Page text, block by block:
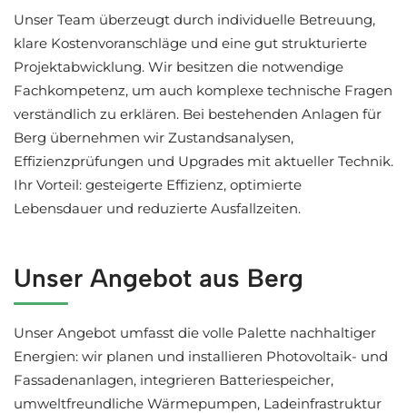
Unser Team überzeugt durch individuelle Betreuung,
klare Kostenvoranschläge und eine gut strukturierte
Projektabwicklung. Wir besitzen die notwendige
Fachkompetenz, um auch komplexe technische Fragen
verständlich zu erklären. Bei bestehenden Anlagen für
Berg übernehmen wir Zustandsanalysen,
Effizienzprüfungen und Upgrades mit aktueller Technik.
Ihr Vorteil: gesteigerte Effizienz, optimierte
Lebensdauer und reduzierte Ausfallzeiten.
Unser Angebot aus Berg
Unser Angebot umfasst die volle Palette nachhaltiger
Energien: wir planen und installieren Photovoltaik- und
Fassadenanlagen, integrieren Batteriespeicher,
umweltfreundliche Wärmepumpen, Ladeinfrastruktur